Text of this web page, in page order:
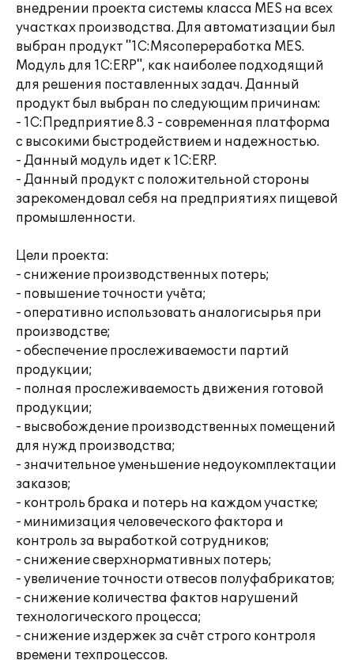
внедрении проекта системы класса MES на всех
участках производства. Для автоматизации был
выбран продукт "1С:Мясопереработка MES.
Модуль для 1С:ERP", как наиболее подходящий
для решения поставленных задач. Данный
продукт был выбран по следующим причинам:
- 1С:Предприятие 8.3 - современная платформа
с высокими быстродействием и надежностью.
- Данный модуль идет к 1С:ERP.
- Данный продукт с положительной стороны
зарекомендовал себя на предприятиях пищевой
промышленности.
Цели проекта:
- снижение производственных потерь;
- повышение точности учёта;
- оперативно использовать аналогисырья при
производстве;
- обеспечение прослеживаемости партий
продукции;
- полная прослеживаемость движения готовой
продукции;
- высвобождение производственных помещений
для нужд производства;
- значительное уменьшение недоукомплектации
заказов;
- контроль брака и потерь на каждом участке;
- минимизация человеческого фактора и
контроль за выработкой сотрудников;
- снижение сверхнормативных потерь;
- увеличение точности отвесов полуфабрикатов;
- снижение количества фактов нарушений
технологического процесса;
- снижение издержек за счёт строго контроля
времени техпроцессов.